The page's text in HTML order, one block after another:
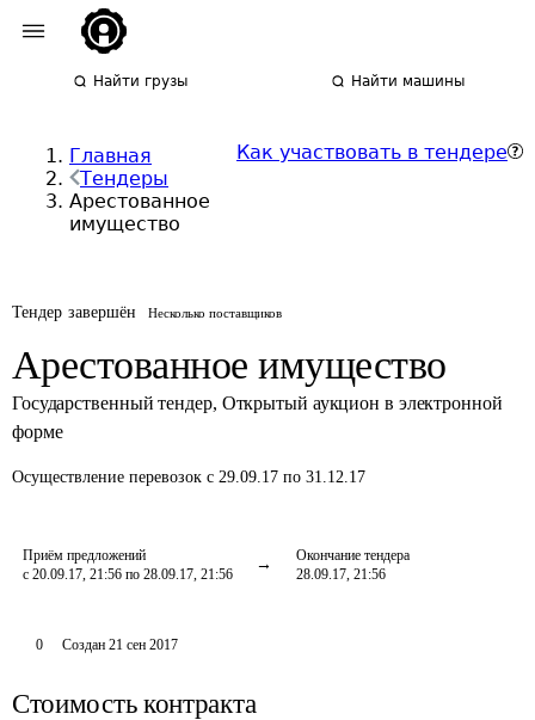
Найти грузы Найти машины
Главная
Тендеры
Арестованное
имущество
Как участвовать в тендере
Тендер завершён Несколько поставщиков
Арестованное имущество
Государственный тендер, Открытый аукцион в электронной
форме
Осуществление перевозок с 29.09.17 по 31.12.17
Приём предложений
с 20.09.17, 21:56 по 28.09.17, 21:56
Окончание тендера
28.09.17, 21:56
0 Создан 21 сен 2017
Стоимость контракта